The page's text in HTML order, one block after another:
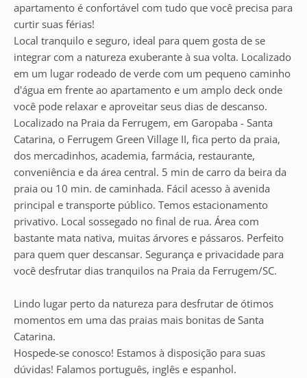
apartamento é confortável com tudo que você precisa para
curtir suas férias!
Local tranquilo e seguro, ideal para quem gosta de se
integrar com a natureza exuberante à sua volta. Localizado
em um lugar rodeado de verde com um pequeno caminho
d'água em frente ao apartamento e um amplo deck onde
você pode relaxar e aproveitar seus dias de descanso.
Localizado na Praia da Ferrugem, em Garopaba - Santa
Catarina, o Ferrugem Green Village II, fica perto da praia,
dos mercadinhos, academia, farmácia, restaurante,
conveniência e da área central. 5 min de carro da beira da
praia ou 10 min. de caminhada. Fácil acesso à avenida
principal e transporte público. Temos estacionamento
privativo. Local sossegado no final de rua. Área com
bastante mata nativa, muitas árvores e pássaros. Perfeito
para quem quer descansar. Segurança e privacidade para
você desfrutar dias tranquilos na Praia da Ferrugem/SC.
Lindo lugar perto da natureza para desfrutar de ótimos
momentos em uma das praias mais bonitas de Santa
Catarina.
Hospede-se conosco! Estamos à disposição para suas
dúvidas! Falamos português, inglês e espanhol.